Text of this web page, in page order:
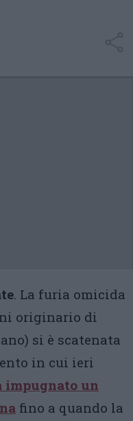
. La furia omicida
originario di
si è scatenata
in cui ieri
impugnato un
fino a quando la